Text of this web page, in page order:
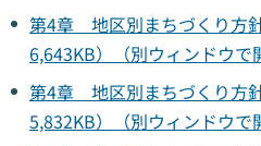
第4章 地区別まちづくり方
6,643KB）（別ウィンドウで
第4章 地区別まちづくり方
5,832KB）（別ウィンドウで